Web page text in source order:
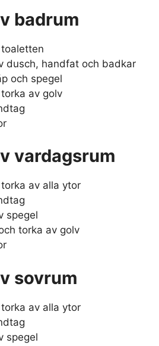
badrum
dusch, handfat och badkar
och spegel
av golv
vardagsrum
av alla ytor
spegel
torka av golv
sovrum
av alla ytor
spegel